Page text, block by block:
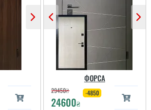
Сподобався конструктив
та наповненням. Тут ж
стеродур+мінвата і
фольгоізол ну і
терморозрив. Хлопці
установщик професійні
...
ФОРСА
29450₴
24600₴
-4850